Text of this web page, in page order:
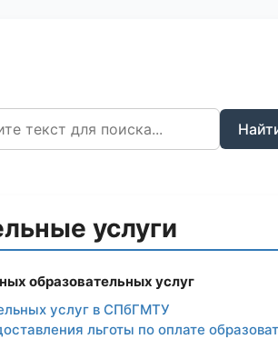
услуги
образовательных услуг
услуг в СПбГМТУ
льготы по оплате